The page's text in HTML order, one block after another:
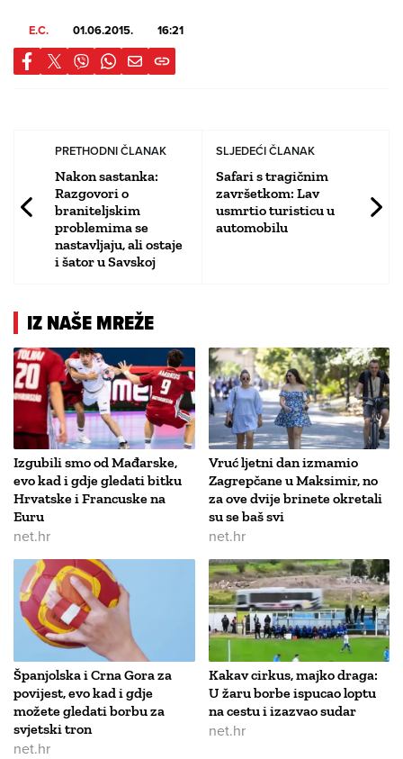
E.C. 01.06.2015. 16:21
PRETHODNI ČLANAK
Nakon sastanka:
Razgovori o
braniteljskim
problemima se
nastavljaju, ali ostaje
i šator u Savskoj
SLJEDEĆI ČLANAK
Safari s tragičnim
završetkom: Lav
usmrtio turisticu u
automobilu
IZ NAŠE MREŽE
Izgubili smo od Mađarske,
evo kad i gdje gledati bitku
Hrvatske i Francuske na
Euru
net.hr
Vruć ljetni dan izmamio
Zagrepčane u Maksimir, no
za ove dvije brinete okretali
su se baš svi
net.hr
Španjolska i Crna Gora za
povijest, evo kad i gdje
možete gledati borbu za
svjetski tron
net.hr
Kakav cirkus, majko draga:
U žaru borbe ispucao loptu
na cestu i izazvao sudar
net.hr